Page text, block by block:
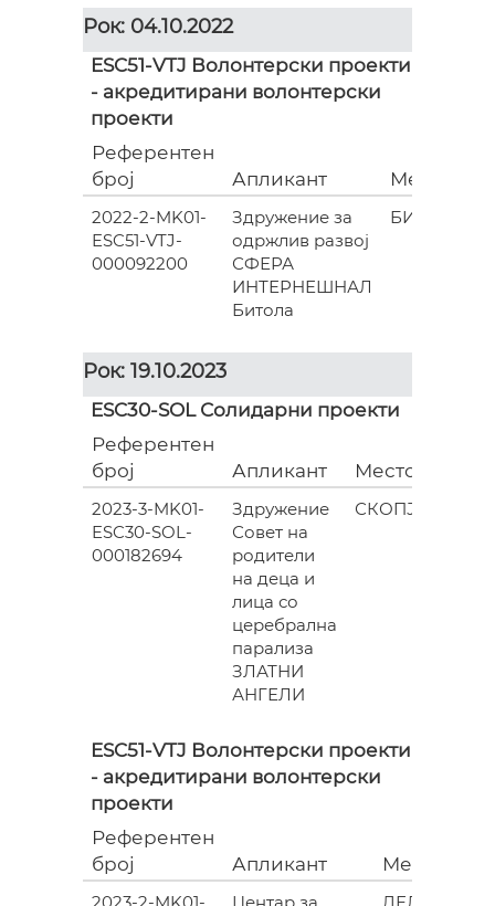
Рок: 04.10.2022
ESC51-VTJ Волонтерски проекти
- акредитирани волонтерски
проекти
Референтен
број
Апликант Место
2022-2-MK01-
ESC51-VTJ-
000092200
Здружение за
одржлив развој
СФЕРА
ИНТЕРНЕШНАЛ
Битола
БИТОЛА
Рок: 19.10.2023
ESC30-SOL Солидарни проекти
Референтен
број
Апликант Место
2023-3-MK01-
ESC30-SOL-
000182694
Здружение
Совет на
родители
на деца и
лица со
церебрална
парализа
ЗЛАТНИ
АНГЕЛИ
СКОПЈЕ
ESC51-VTJ Волонтерски проекти
- акредитирани волонтерски
проекти
Референтен
број
Апликант Место